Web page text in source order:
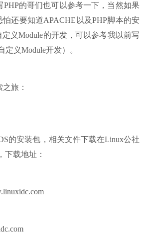
PHP的哥们也可以参考一下，当然如果
怕还要知道APACHE以及PHP脚本的安
定义Module的开发，可以参考我以前写
定义Module开发）。
旅：
的安装包，相关文件下载在Linux公社
下载地址：